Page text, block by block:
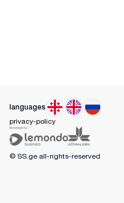
languages
privacy-policy
© SS.ge all-rights-reserved